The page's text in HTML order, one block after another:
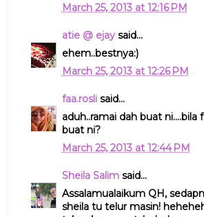
March 25, 2013 at 12:16 PM
atie @ ejaysaid...
ehem..bestnya:)
March 25, 2013 at 12:26 PM
faa.roslisaid...
aduh..ramai dah buat ni....bila
buat ni?
March 25, 2013 at 12:44 PM
Sheila Salimsaid...
Assalamualaikum QH,
sheila tu telur masin!